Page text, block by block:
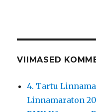
VIIMASED
4. Tartu
Linnamaraton